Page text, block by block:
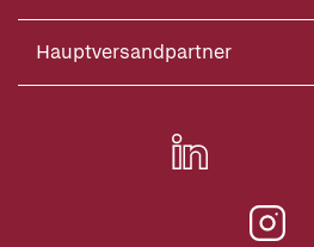
Hauptversandpartner